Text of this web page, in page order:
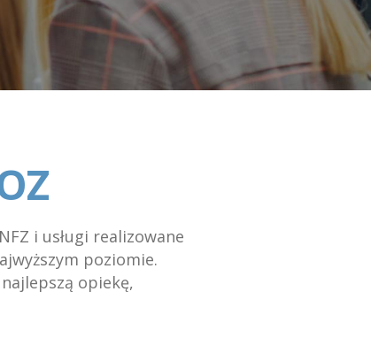
i usługi realizowane
poziomie.
opiekę,